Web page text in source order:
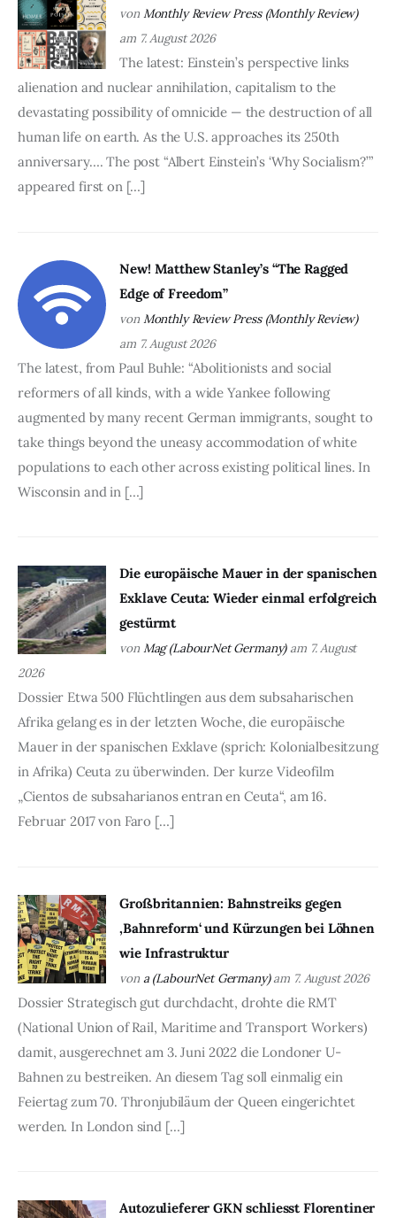
von Monthly Review Press (Monthly Review)
am 7. August 2026
The latest: Einstein’s perspective links
alienation and nuclear annihilation, capitalism to the
devastating possibility of omnicide — the destruction of all
human life on earth. As the U.S. approaches its 250th
anniversary…. The post “Albert Einstein’s ‘Why Socialism?’”
appeared first on […]
New! Matthew Stanley’s “The Ragged
Edge of Freedom”
von Monthly Review Press (Monthly Review)
am 7. August 2026
The latest, from Paul Buhle: “Abolitionists and social
reformers of all kinds, with a wide Yankee following
augmented by many recent German immigrants, sought to
take things beyond the uneasy accommodation of white
populations to each other across existing political lines. In
Wisconsin and in […]
Die europäische Mauer in der spanischen
Exklave Ceuta: Wieder einmal erfolgreich
gestürmt
von Mag (LabourNet Germany)am 7. August
2026
Dossier Etwa 500 Flüchtlingen aus dem subsaharischen
Afrika gelang es in der letzten Woche, die europäische
Mauer in der spanischen Exklave (sprich: Kolonialbesitzung
in Afrika) Ceuta zu überwinden. Der kurze Videofilm
„Cientos de subsaharianos entran en Ceuta“, am 16.
Februar 2017 von Faro […]
Großbritannien: Bahnstreiks gegen
‚Bahnreform‘ und Kürzungen bei Löhnen
wie Infrastruktur
von a (LabourNet Germany)am 7. August 2026
Dossier Strategisch gut durchdacht, drohte die RMT
(National Union of Rail, Maritime and Transport Workers)
damit, ausgerechnet am 3. Juni 2022 die Londoner U-
Bahnen zu bestreiken. An diesem Tag soll einmalig ein
Feiertag zum 70. Thronjubiläum der Queen eingerichtet
werden. In London sind […]
Autozulieferer GKN schliesst Florentiner